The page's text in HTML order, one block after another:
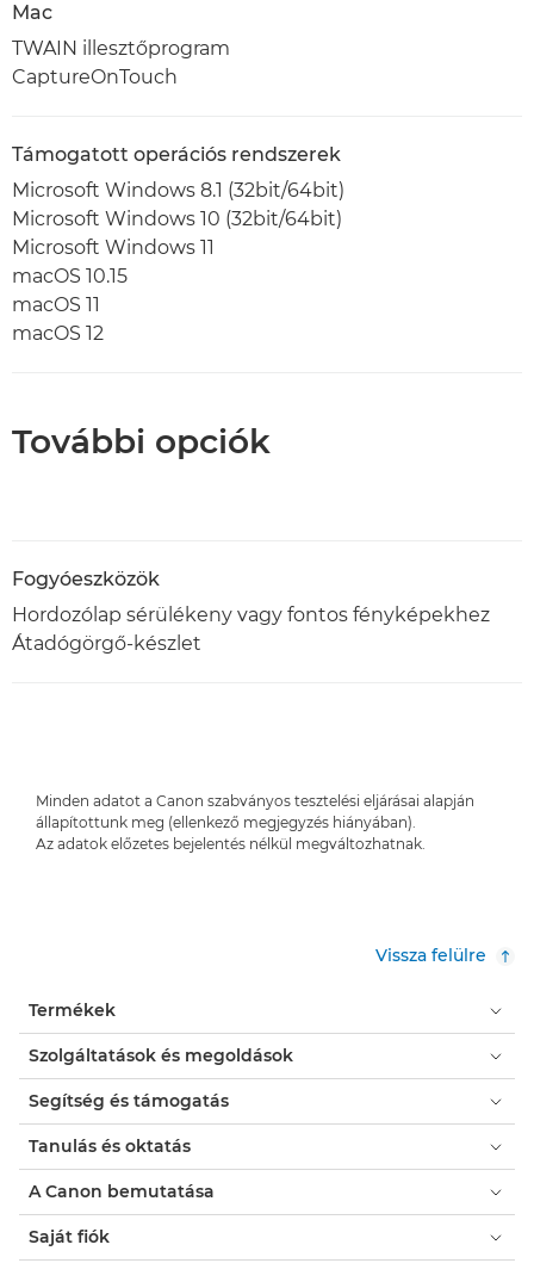
Mac
TWAIN illesztőprogram
CaptureOnTouch
Támogatott operációs rendszerek
Microsoft Windows 8.1 (32bit/64bit)
Microsoft Windows 10 (32bit/64bit)
Microsoft Windows 11
macOS 10.15
macOS 11
macOS 12
További opciók
Fogyóeszközök
Hordozólap sérülékeny vagy fontos fényképekhez
Átadógörgő-készlet
Minden adatot a Canon szabványos tesztelési eljárásai alapján
állapítottunk meg (ellenkező megjegyzés hiányában).
Az adatok előzetes bejelentés nélkül megváltozhatnak.
Vissza felülre
Termékek
Szolgáltatások és megoldások
Segítség és támogatás
Tanulás és oktatás
A Canon bemutatása
Saját fiók